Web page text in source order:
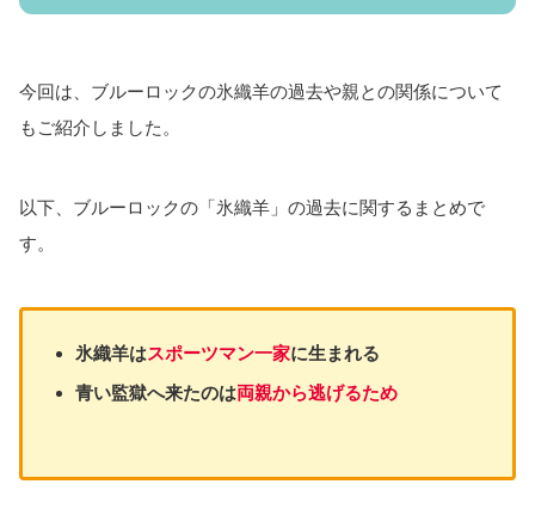
今回は、ブルーロックの氷織羊の過去や親との関係について
もご紹介しました。
以下、ブルーロックの「氷織羊」の過去に関するまとめで
す。
氷織羊はスポーツマン一家に生まれる
青い監獄へ来たのは両親から逃げるため